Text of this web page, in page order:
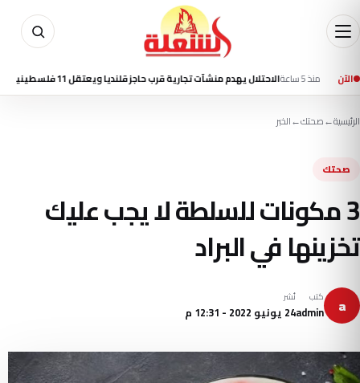
الآن5 ساعة الاحتلال يهدم منشآت تجارية قرب حاجز قلنديا ويعتقل 11 فلسطينيا بالضفة
الرئيسية←صحتك←الخبر
صحتك
3 مكونات للسلطة لا يجب عليك
تخزينها في البراد
a كتب
admin
نُشر
24 يونيو 2022 - 12:31 م